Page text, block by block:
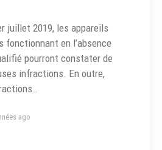
juillet 2019, les appareils
fonctionnant en l’absence
pourront constater de
infractions. En outre,
ago